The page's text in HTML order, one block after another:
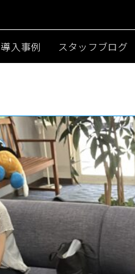
導入事例 スタッフブログ